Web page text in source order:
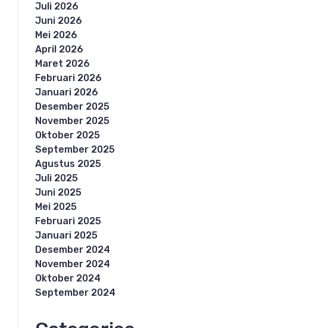
Juli 2026
Juni 2026
Mei 2026
April 2026
Maret 2026
Februari 2026
Januari 2026
Desember 2025
November 2025
Oktober 2025
September 2025
Agustus 2025
Juli 2025
Juni 2025
Mei 2025
Februari 2025
Januari 2025
Desember 2024
November 2024
Oktober 2024
September 2024